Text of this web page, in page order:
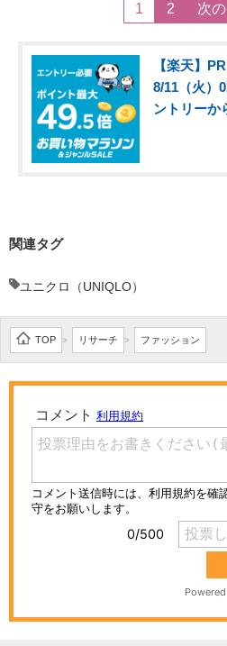
1 2 次
【楽天】
8/11（火）
ントリーか
関連タグ
ユニクロ（UNIQLO）
TOP > リサーチ > ファッション